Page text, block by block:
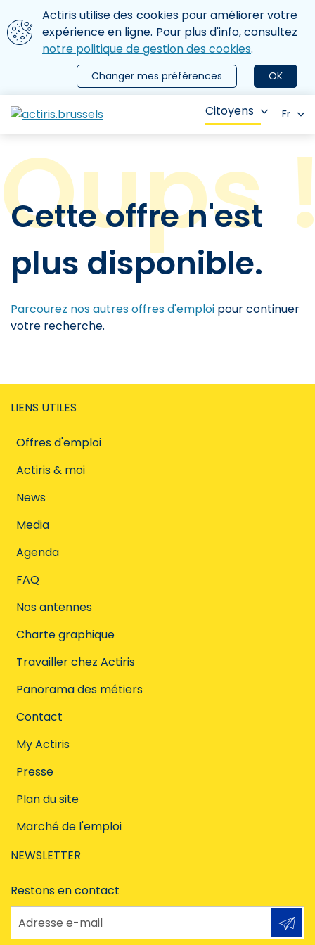
Aller au contenu principal
Nous utilisons des cookies
Actiris utilise des cookies pour améliorer votre
expérience en ligne. Pour plus d'info, consultez
notre politique de gestion des cookies.
OK
Changer mes préférences
le menu
Citoyens Fr
Cette offre n'est
plus disponible.
Parcourez nos autres offres d'emploi pour continuer
votre recherche.
LIENS UTILES
Offres d'emploi
Actiris & moi
News
Media
Agenda
FAQ
Nos antennes
Charte graphique
Travailler chez Actiris
Panorama des métiers
Contact
My Actiris
Presse
Plan du site
Marché de l'emploi
NEWSLETTER
Restons en contact
Adresse e-mail